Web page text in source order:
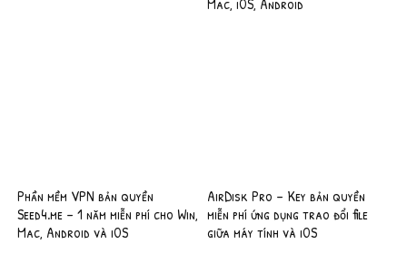
Phần mềm VPN bản quyền
Seed4.me – 1 năm miễn phí cho Win,
Mac, Android và iOS
AirDisk Pro – Key bản quyền
miễn phí ứng dụng trao đổi file
giữa máy tính và iOS